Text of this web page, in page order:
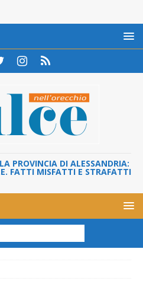
PROVINCIA DI ALESSANDRIA:
FATTI MISFATTI E STRAFATTI